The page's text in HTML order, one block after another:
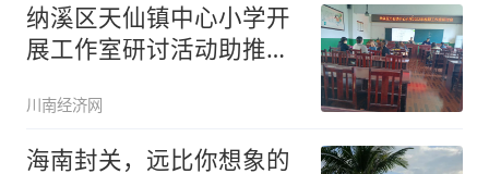
纳溪区天仙镇中心小学开
展工作室研讨活动助推教
川南经济网
海南封关，远比你想象的